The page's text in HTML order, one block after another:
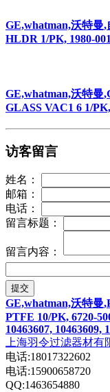
GE,whatman,沃特曼
HLDR 1/PK, 1980-
GE,whatman,沃特曼
GLASS VAC1 6 1/
访客留言
姓名：
邮箱：
电话：
留言标题：
留言内容：
提交
GE,whatman,沃特曼
PTFE 10/PK, 6720-
10463607, 10463609,
上海羽令过滤器材有
电话:18017322602
电话:15900658720
QQ:1463654880